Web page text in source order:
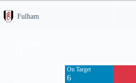
Fulham
On Target
6